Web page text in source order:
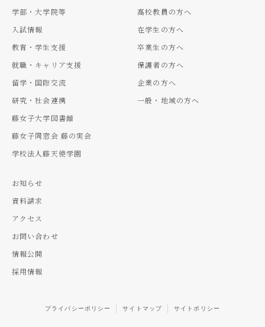
学部・大学院等
入試情報
教育・学生支援
就職・キャリア支援
留学・国際交流
研究・社会連携
藤女子大学図書館
藤女子同窓会 藤の実会
学校法人藤天使学園
高校教員の方へ
在学生の方へ
卒業生の方へ
保護者の方へ
企業の方へ
一般・地域の方へ
お知らせ
資料請求
アクセス
お問い合わせ
情報公開
採用情報
プライバシーポリシー サイトマップ サイトポリシー